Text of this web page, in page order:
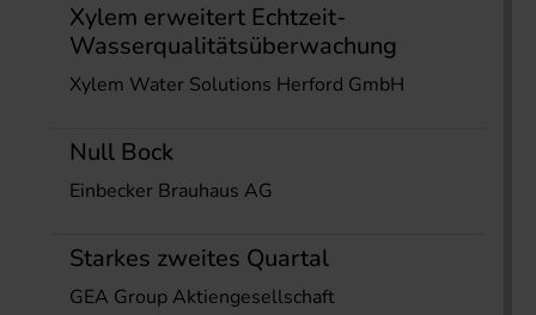
Xylem erweitert Echtzeit-
Wasserqualitätsüberwachung
Xylem Water Solutions Herford GmbH
Null Bock
Einbecker Brauhaus AG
Starkes zweites Quartal
GEA Group Aktiengesellschaft